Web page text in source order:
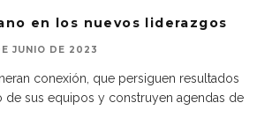
en los nuevos liderazgos
JUNIO DE 2023
conexión, que persiguen resultados
de sus equipos y construyen agendas de